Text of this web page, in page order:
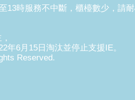
13時服務不中斷，櫃檯數少，請耐
年6月15日淘汰並停止支援IE。
Reserved.